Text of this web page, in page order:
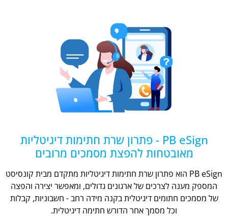
PB eSign - פתרון שרת חתימות דיגיטליות
מאובטחות להפצת מסמכים מרובים
PB eSign הוא פתרון שרת חתימות דיגיטליות מתקדם מבית קונסיסט
המספק מענה לצרכים של ארגונים גדולים, ומאפשר יצירה והפצה
של מסמכים חתומים דיגיטלית בקנה מידה רחב - חשבוניות, קבלות
וכל מסמך אחר הדורש חתימה דיגיטלית.